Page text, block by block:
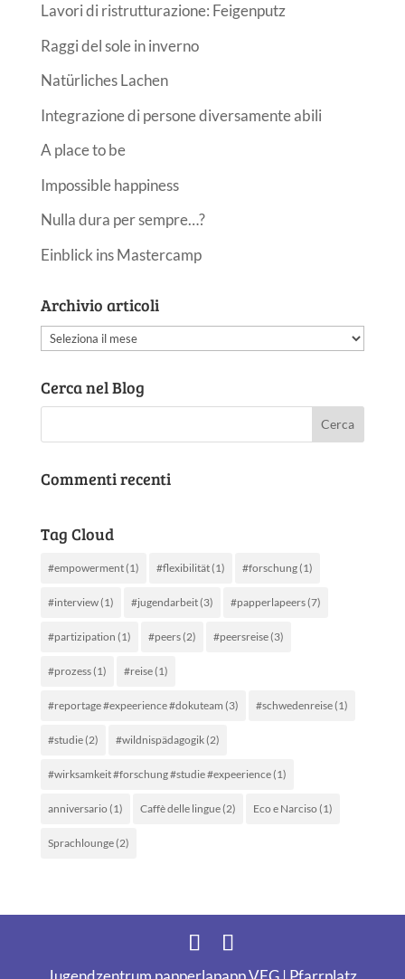
Lavori di ristrutturazione: Feigenputz
Raggi del sole in inverno
Natürliches Lachen
Integrazione di persone diversamente abili
A place to be
Impossible happiness
Nulla dura per sempre…?
Einblick ins Mastercamp
Archivio articoli
Archivio
Cerca nel Blog
Commenti recenti
Tag Cloud
#empowerment(1) #flexibilität(1) #forschung(1)
#interview(1) #jugendarbeit(3) #papperlapeers(7)
#partizipation (1) #peers(2) #peersreise(3)
#prozess(1) #reise(1)
#reportage #expeerience #dokuteam (3) #schwedenreise(1)
#studie(2) #wildnispädagogik(2)
#wirksamkeit #forschung #studie #expeerience(1)
anniversario (1) Caffè delle lingue(2) Eco e Narciso (1)
Sprachlounge(2)